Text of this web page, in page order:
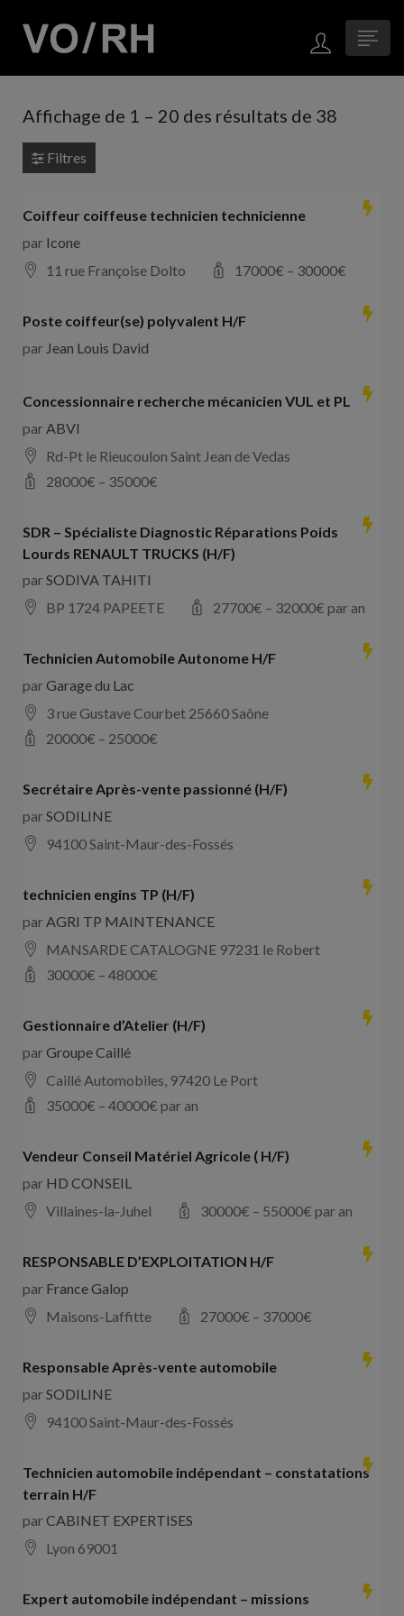
Affichage de 1 – 20 des résultats de 38
Filtres
Coiffeur coiffeuse technicien technicienne
par Icone
11 rue Françoise Dolto
17000€ – 30000€
Poste coiffeur(se) polyvalent H/F
par Jean Louis David
Concessionnaire recherche mécanicien VUL et PL
parABVI
Rd-Pt le Rieucoulon Saint Jean de Vedas
28000€ – 35000€
SDR – Spécialiste Diagnostic Réparations Poids
Lourds RENAULT TRUCKS (H/F)
parSODIVA TAHITI
BP 1724 PAPEETE
27700€ – 32000€ par an
Technicien Automobile Autonome H/F
parGarage du Lac
3 rue Gustave Courbet 25660 Saône
20000€ – 25000€
Secrétaire Après-vente passionné (H/F)
parSODILINE
94100 Saint-Maur-des-Fossés
technicien engins TP (H/F)
parAGRI TP MAINTENANCE
MANSARDE CATALOGNE 97231 le Robert
30000€ – 48000€
Gestionnaire d’Atelier (H/F)
parGroupe Caillé
Caillé Automobiles, 97420 Le Port
35000€ – 40000€ par an
Vendeur Conseil Matériel Agricole ( H/F)
par HD CONSEIL
Villaines-la-Juhel
30000€ – 55000€ par an
RESPONSABLE D’EXPLOITATION H/F
par France Galop
Maisons-Laffitte
27000€ – 37000€
Responsable Après-vente automobile
parSODILINE
94100 Saint-Maur-des-Fossés
Technicien automobile indépendant – constatations
terrain H/F
parCABINET EXPERTISES
Lyon 69001
Expert automobile indépendant – missions